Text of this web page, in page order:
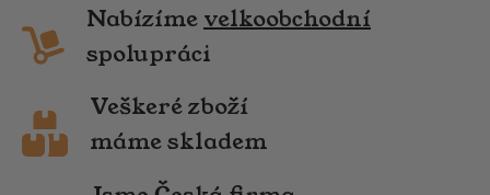
Nabízíme velkoobchodní
spolupráci
Veškeré zboží
máme skladem